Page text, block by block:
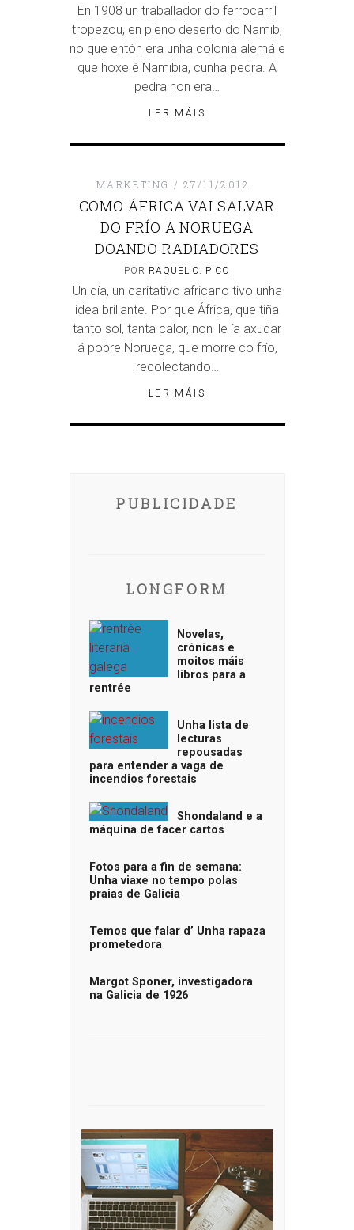
En 1908 un traballador do ferrocarril
tropezou, en pleno deserto do Namib,
no que entón era unha colonia alemá e
que hoxe é Namibia, cunha pedra. A
pedra non era…
LER MÁIS
MARKETING 27/11/2012
COMO ÁFRICA VAI SALVAR
DO FRÍO A NORUEGA
DOANDO RADIADORES
POR RAQUEL C. PICO
Un día, un caritativo africano tivo unha
idea brillante. Por que África, que tiña
tanto sol, tanta calor, non lle ía axudar
á pobre Noruega, que morre co frío,
recolectando…
LER MÁIS
PUBLICIDADE
LONGFORM
Novelas,
crónicas e
moitos máis
libros para a
rentrée
Unha lista de
lecturas
repousadas
para entender a vaga de
incendios forestais
Shondaland e a
máquina de facer cartos
Fotos para a fin de semana:
Unha viaxe no tempo polas
praias de Galicia
Temos que falar d’ Unha rapaza
prometedora
Margot Sponer, investigadora
na Galicia de 1926